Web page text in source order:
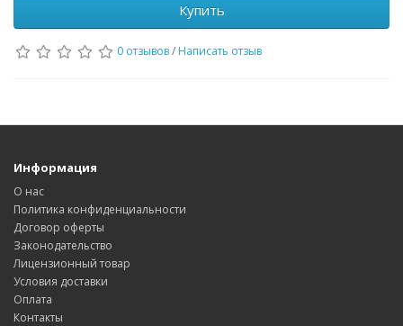
Купить
0 отзывов/ Написать отзыв
Информация
О нас
Политика конфиденциальности
Договор оферты
Законодательство
Лицензионный товар
Условия доставки
Оплата
Контакты